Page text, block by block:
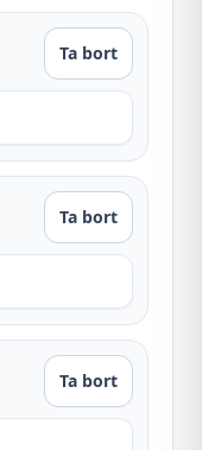
Ta bort
Ta bort
Ta bort